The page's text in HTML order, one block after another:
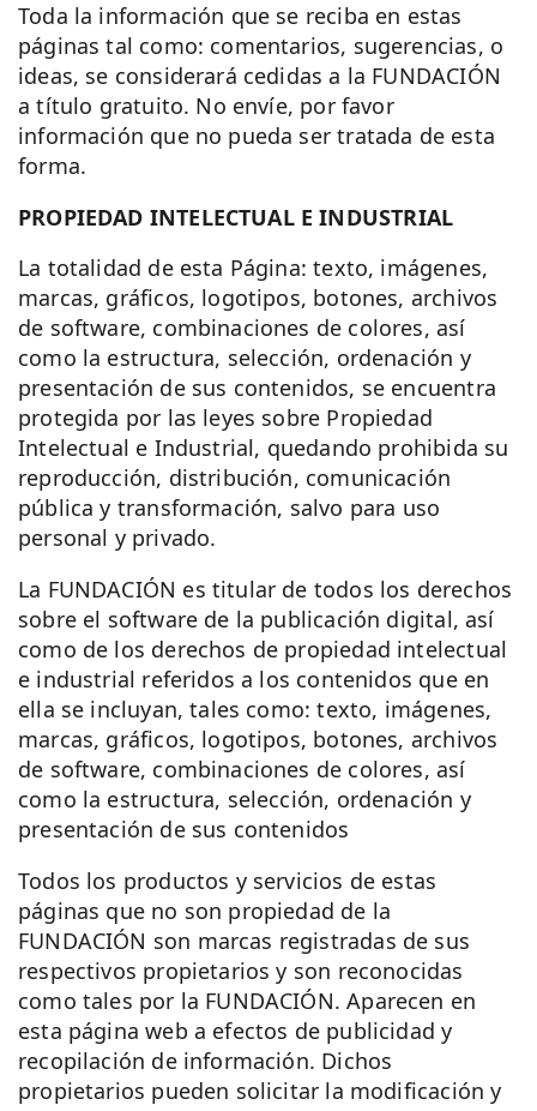
Toda la información que se reciba en estas
páginas tal como: comentarios, sugerencias, o
ideas, se considerará cedidas a la FUNDACIÓN
a título gratuito. No envíe, por favor
información que no pueda ser tratada de esta
forma.
PROPIEDAD INTELECTUAL E INDUSTRIAL
La totalidad de esta Página: texto, imágenes,
marcas, gráficos, logotipos, botones, archivos
de software, combinaciones de colores, así
como la estructura, selección, ordenación y
presentación de sus contenidos, se encuentra
protegida por las leyes sobre Propiedad
Intelectual e Industrial, quedando prohibida su
reproducción, distribución, comunicación
pública y transformación, salvo para uso
personal y privado.
La FUNDACIÓN es titular de todos los derechos
sobre el software de la publicación digital, así
como de los derechos de propiedad intelectual
e industrial referidos a los contenidos que en
ella se incluyan, tales como: texto, imágenes,
marcas, gráficos, logotipos, botones, archivos
de software, combinaciones de colores, así
como la estructura, selección, ordenación y
presentación de sus contenidos
Todos los productos y servicios de estas
páginas que no son propiedad de la
FUNDACIÓN son marcas registradas de sus
respectivos propietarios y son reconocidas
como tales por la FUNDACIÓN. Aparecen en
esta página web a efectos de publicidad y
recopilación de información. Dichos
propietarios pueden solicitar la modificación y